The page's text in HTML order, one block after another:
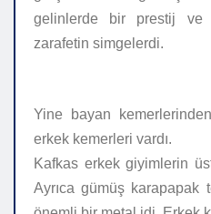
gelinlerde bir prestij ve
zarafetin simgelerdi.
Yine bayan
erkek kemerleri vardı.
Kafkas erkek giyimlerin
Ayrıca gümüş karapapak